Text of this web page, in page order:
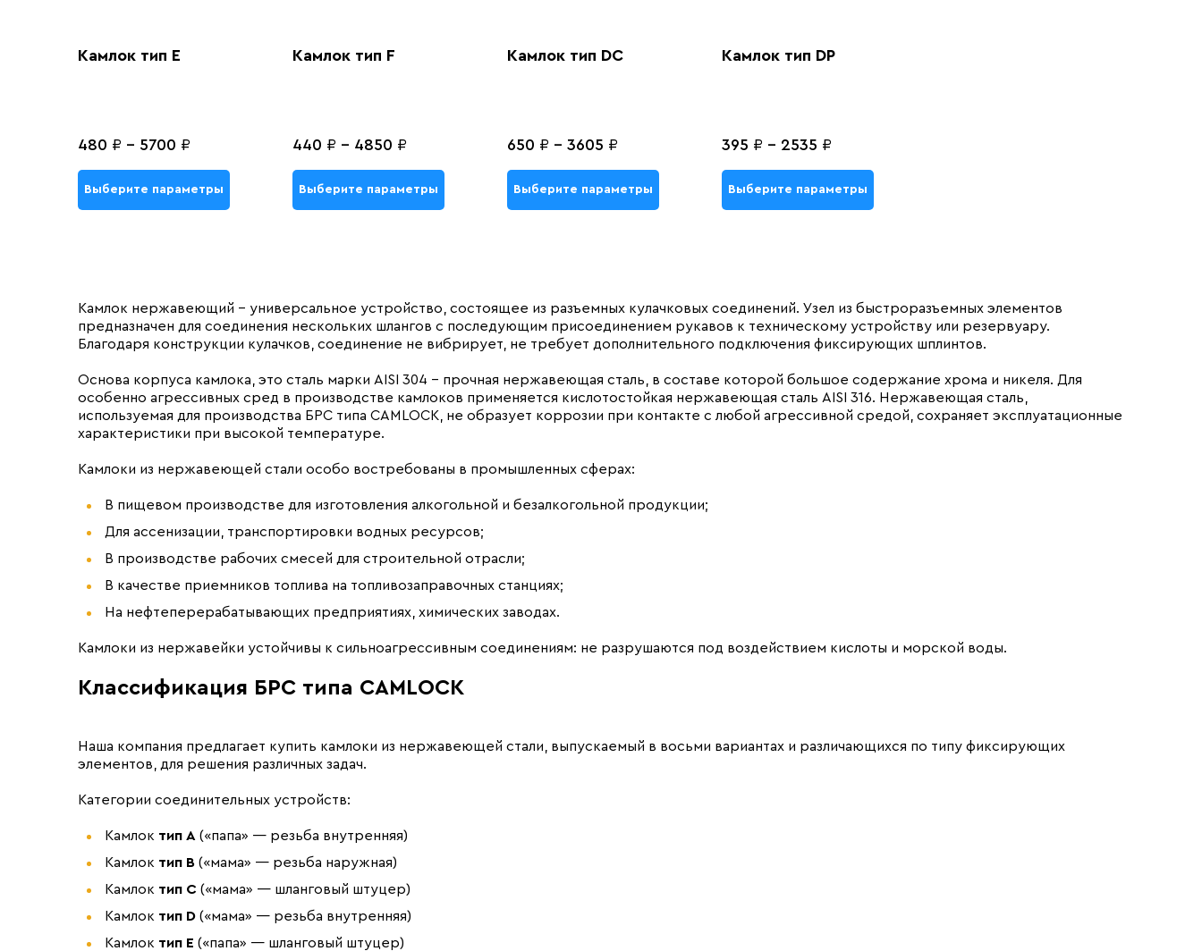
Камлок тип E
480 ₽ - 5700 ₽
Выберите параметры
Камлок тип F
440 ₽ - 4850 ₽
Выберите параметры
Камлок тип DC
650 ₽ - 3605 ₽
Выберите параметры
Камлок тип DP
395 ₽ - 2535 ₽
Выберите параметры
Камлок нержавеющий – универсальное устройство, состоящее из разъемных кулачковых соединений. Узел из быстроразъемных элементов
предназначен для соединения нескольких шлангов с последующим присоединением рукавов к техническому устройству или резервуару.
Благодаря конструкции кулачков, соединение не вибрирует, не требует дополнительного подключения фиксирующих шплинтов.
Основа корпуса камлока, это сталь марки AISI 304 – прочная нержавеющая сталь, в составе которой большое содержание хрома и никеля. Для
особенно агрессивных сред в производстве камлоков применяется кислотостойкая нержавеющая сталь AISI 316. Нержавеющая сталь,
используемая для производства БРС типа CAMLOCK, не образует коррозии при контакте с любой агрессивной средой, сохраняет эксплуатационные
характеристики при высокой температуре.
Камлоки из нержавеющей стали особо востребованы в промышленных сферах:
В пищевом производстве для изготовления алкогольной и безалкогольной продукции;
Для ассенизации, транспортировки водных ресурсов;
В производстве рабочих смесей для строительной отрасли;
В качестве приемников топлива на топливозаправочных станциях;
На нефтеперерабатывающих предприятиях, химических заводах.
Камлоки из нержавейки устойчивы к сильноагрессивным соединениям: не разрушаются под воздействием кислоты и морской воды.
Классификация БРС типа CAMLOCK
Наша компания предлагает купить камлоки из нержавеющей стали, выпускаемый в восьми вариантах и различающихся по типу фиксирующих
элементов, для решения различных задач.
Категории соединительных устройств:
Камлок тип А («папа» — резьба внутренняя)
Камлок тип B («мама» — резьба наружная)
Камлок тип C («мама» — шланговый штуцер)
Камлок тип D («мама» — резьба внутренняя)
Камлок тип E («папа» — шланговый штуцер)